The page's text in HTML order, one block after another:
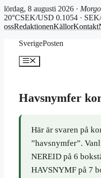
lördag, 8 augusti 2026 ·
20°CSEK/USD 0.1054 ·
ossRedaktionenKällorKontakt
SverigePosten
Meny
Havsnymfer
Här är svaren på
”havsnymfer”.
NEREID på 6
HAVSNYMF på 7